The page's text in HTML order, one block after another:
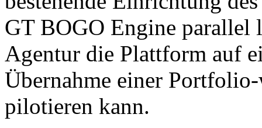
GT BOGO Engine parallel
Agentur die Plattform auf
Übernahme einer
pilotieren kann.